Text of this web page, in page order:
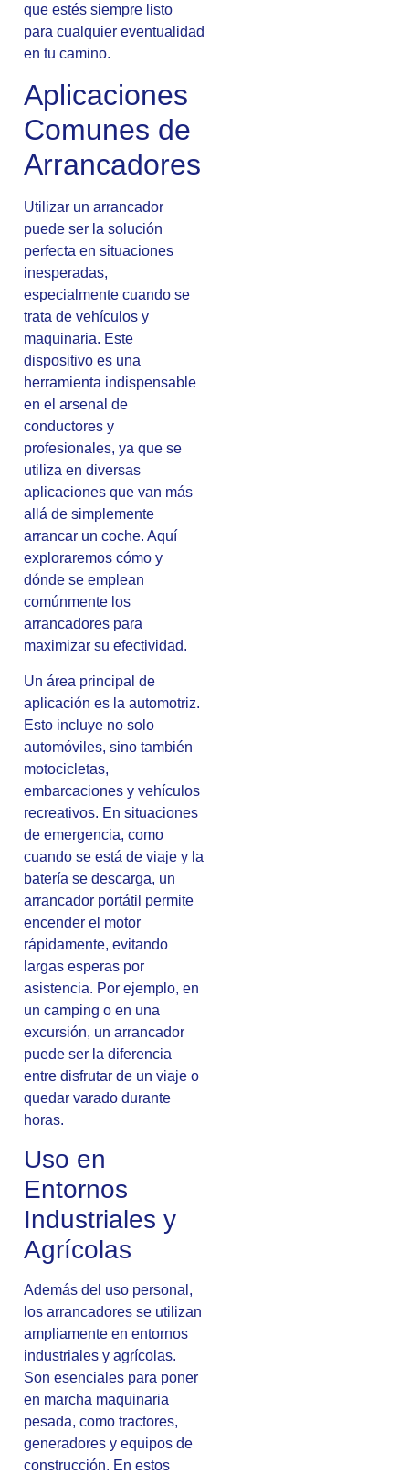
que estés siempre listo
para cualquier eventualidad
en tu camino.
Aplicaciones
Comunes de
Arrancadores
Utilizar un arrancador
puede ser la solución
perfecta en situaciones
inesperadas,
especialmente cuando se
trata de vehículos y
maquinaria. Este
dispositivo es una
herramienta indispensable
en el arsenal de
conductores y
profesionales, ya que se
utiliza en diversas
aplicaciones que van más
allá de simplemente
arrancar un coche. Aquí
exploraremos cómo y
dónde se emplean
comúnmente los
arrancadores para
maximizar su efectividad.
Un área principal de
aplicación es la automotriz.
Esto incluye no solo
automóviles, sino también
motocicletas,
embarcaciones y vehículos
recreativos. En situaciones
de emergencia, como
cuando se está de viaje y la
batería se descarga, un
arrancador portátil permite
encender el motor
rápidamente, evitando
largas esperas por
asistencia. Por ejemplo, en
un camping o en una
excursión, un arrancador
puede ser la diferencia
entre disfrutar de un viaje o
quedar varado durante
horas.
Uso en
Entornos
Industriales y
Agrícolas
Además del uso personal,
los arrancadores se utilizan
ampliamente en entornos
industriales y agrícolas.
Son esenciales para poner
en marcha maquinaria
pesada, como tractores,
generadores y equipos de
construcción. En estos